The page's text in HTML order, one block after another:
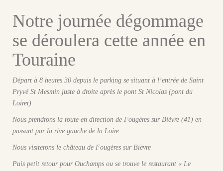
Notre journée dégommage
se déroulera cette année en
Touraine
Départ à 8 heures 30 depuis le parking se situant à l’entrée de Saint
Pryvé St Mesmin juste à droite après le pont St Nicolas (pont du
Loiret)
Nous prendrons la route en direction de Fougères sur Bièvre (41) en
passant par la rive gauche de la Loire
Nous visiterons le château de Fougères sur Bièvre
Puis petit retour pour Ouchamps ou se trouve le restaurant « Le